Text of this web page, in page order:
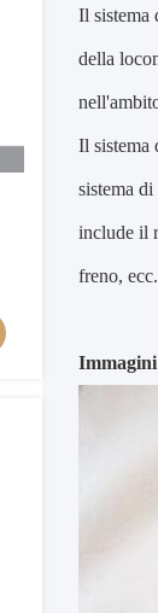
Il sistema
della
Il sistema
sistema
include il
freno, ecc.